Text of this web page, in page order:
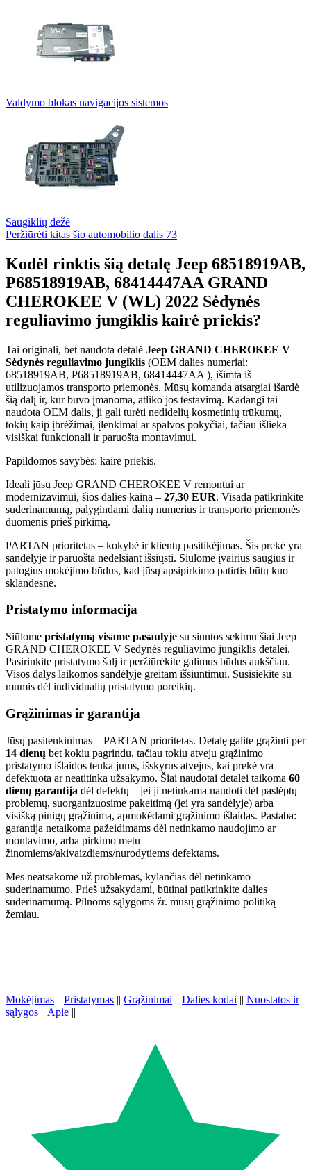
Valdymo blokas navigacijos sistemos
Saugiklių dėžė
Peržiūrėti kitas šio automobilio dalis 73
Kodėl rinktis šią detalę Jeep 68518919AB,
P68518919AB, 68414447AA GRAND
CHEROKEE V (WL) 2022 Sėdynės
reguliavimo jungiklis kairė priekis?
Tai originali, bet naudota detalė Jeep GRAND CHEROKEE V
Sėdynės reguliavimo jungiklis (OEM dalies numeriai:
68518919AB, P68518919AB, 68414447AA ), išimta iš
utilizuojamos transporto priemonės. Mūsų komanda atsargiai išardė
šią dalį ir, kur buvo įmanoma, atliko jos testavimą. Kadangi tai
naudota OEM dalis, ji gali turėti nedidelių kosmetinių trūkumų,
tokių kaip įbrėžimai, įlenkimai ar spalvos pokyčiai, tačiau išlieka
visiškai funkcionali ir paruošta montavimui.
Papildomos savybės: kairė priekis.
Ideali jūsų Jeep GRAND CHEROKEE V remontui ar
modernizavimui, šios dalies kaina – 27,30 EUR. Visada patikrinkite
suderinamumą, palygindami dalių numerius ir transporto priemonės
duomenis prieš pirkimą.
PARTAN prioritetas – kokybė ir klientų pasitikėjimas. Šis prekė yra
sandėlyje ir paruošta nedelsiant išsiųsti. Siūlome įvairius saugius ir
patogius mokėjimo būdus, kad jūsų apsipirkimo patirtis būtų kuo
sklandesnė.
Pristatymo informacija
Siūlome pristatymą visame pasaulyje su siuntos sekimu šiai Jeep
GRAND CHEROKEE V Sėdynės reguliavimo jungiklis detalei.
Pasirinkite pristatymo šalį ir peržiūrėkite galimus būdus aukščiau.
Visos dalys laikomos sandėlyje greitam išsiuntimui. Susisiekite su
mumis dėl individualių pristatymo poreikių.
Grąžinimas ir garantija
Jūsų pasitenkinimas – PARTAN prioritetas. Detalę galite grąžinti per
14 dienų bet kokiu pagrindu, tačiau tokiu atveju grąžinimo
pristatymo išlaidos tenka jums, išskyrus atvejus, kai prekė yra
defektuota ar neatitinka užsakymo. Šiai naudotai detalei taikoma 60
dienų garantija dėl defektų – jei ji netinkama naudoti dėl paslėptų
problemų, suorganizuosime pakeitimą (jei yra sandėlyje) arba
visišką pinigų grąžinimą, apmokėdami grąžinimo išlaidas. Pastaba:
garantija netaikoma pažeidimams dėl netinkamo naudojimo ar
montavimo, arba pirkimo metu
žinomiems/akivaizdiems/nurodytiems defektams.
Mes neatsakome už problemas, kylančias dėl netinkamo
suderinamumo. Prieš užsakydami, būtinai patikrinkite dalies
suderinamumą. Pilnoms sąlygoms žr. mūsų grąžinimo politiką
žemiau.
Mokėjimas || Pristatymas || Grąžinimai || Dalies kodai || Nuostatos ir
sąlygos || Apie ||